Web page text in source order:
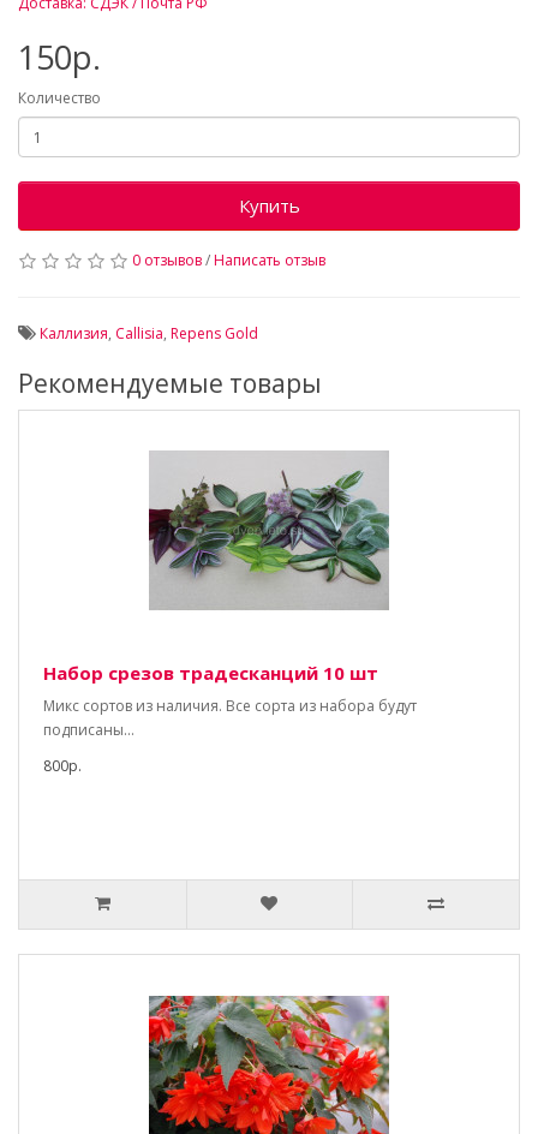
150р.
Количество
Купить
0 отзывов/Написать отзыв
Каллизия, Callisia, Repens Gold
Рекомендуемые товары
Набор срезов традесканций 10 шт
Микс сортов из наличия. Все сорта из набора будут
подписаны...
800р.